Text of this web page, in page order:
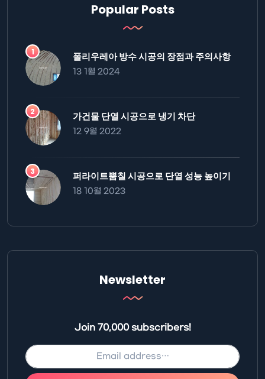
Popular Posts
폴리우레아 방수 시공의 장점과 주의사항
13 1월 2024
가건물 단열 시공으로 냉기 차단
12 9월 2022
퍼라이트뿜칠 시공으로 단열 성능 높이기
18 10월 2023
Newsletter
Join 70,000 subscribers!